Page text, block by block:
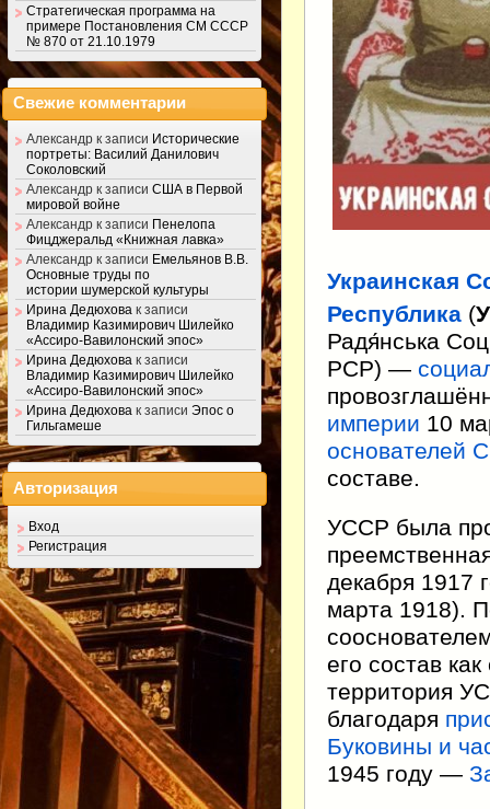
Украинская
Республика (
Радя́нська
РСР) —
империи 10
основателей
составе.
УССР была
декабря 1917
марта 1918).
его состав
территория
благодаря
Буковины и
1945 году —
Стратегическая программа на
примере Постановления СМ СССР
№ 870 от 21.10.1979
Свежие комментарии
Александр к записи Исторические
портреты: Василий Данилович
Соколовский
Александр к записи США в Первой
мировой войне
Александр к записи Пенелопа
Фицджеральд «Книжная лавка»
Александр к записи Емельянов В.В.
Основные труды по
истории шумерской культуры
Ирина Дедюхова к записи
Владимир Казимирович Шилейко
«Ассиро-Вавилонский эпос»
Ирина Дедюхова к записи
Владимир Казимирович Шилейко
«Ассиро-Вавилонский эпос»
Ирина Дедюхова к записи Эпос о
Гильгамеше
Авторизация
Вход
Регистрация